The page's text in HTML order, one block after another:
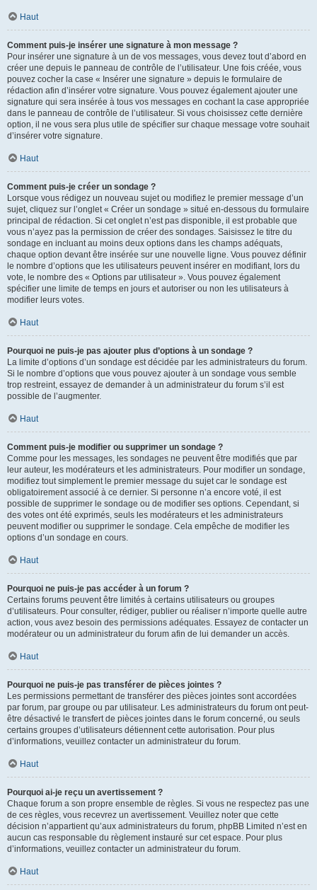
Haut
Comment puis-je insérer une signature à mon message ?
Pour insérer une signature à un de vos messages, vous devez tout d’abord en
créer une depuis le panneau de contrôle de l’utilisateur. Une fois créée, vous
pouvez cocher la case « Insérer une signature » depuis le formulaire de
rédaction afin d’insérer votre signature. Vous pouvez également ajouter une
signature qui sera insérée à tous vos messages en cochant la case appropriée
dans le panneau de contrôle de l’utilisateur. Si vous choisissez cette dernière
option, il ne vous sera plus utile de spécifier sur chaque message votre souhait
d’insérer votre signature.
Haut
Comment puis-je créer un sondage ?
Lorsque vous rédigez un nouveau sujet ou modifiez le premier message d’un
sujet, cliquez sur l’onglet « Créer un sondage » situé en-dessous du formulaire
principal de rédaction. Si cet onglet n’est pas disponible, il est probable que
vous n’ayez pas la permission de créer des sondages. Saisissez le titre du
sondage en incluant au moins deux options dans les champs adéquats,
chaque option devant être insérée sur une nouvelle ligne. Vous pouvez définir
le nombre d’options que les utilisateurs peuvent insérer en modifiant, lors du
vote, le nombre des « Options par utilisateur ». Vous pouvez également
spécifier une limite de temps en jours et autoriser ou non les utilisateurs à
modifier leurs votes.
Haut
Pourquoi ne puis-je pas ajouter plus d’options à un sondage ?
La limite d’options d’un sondage est décidée par les administrateurs du forum.
Si le nombre d’options que vous pouvez ajouter à un sondage vous semble
trop restreint, essayez de demander à un administrateur du forum s’il est
possible de l’augmenter.
Haut
Comment puis-je modifier ou supprimer un sondage ?
Comme pour les messages, les sondages ne peuvent être modifiés que par
leur auteur, les modérateurs et les administrateurs. Pour modifier un sondage,
modifiez tout simplement le premier message du sujet car le sondage est
obligatoirement associé à ce dernier. Si personne n’a encore voté, il est
possible de supprimer le sondage ou de modifier ses options. Cependant, si
des votes ont été exprimés, seuls les modérateurs et les administrateurs
peuvent modifier ou supprimer le sondage. Cela empêche de modifier les
options d’un sondage en cours.
Haut
Pourquoi ne puis-je pas accéder à un forum ?
Certains forums peuvent être limités à certains utilisateurs ou groupes
d’utilisateurs. Pour consulter, rédiger, publier ou réaliser n’importe quelle autre
action, vous avez besoin des permissions adéquates. Essayez de contacter un
modérateur ou un administrateur du forum afin de lui demander un accès.
Haut
Pourquoi ne puis-je pas transférer de pièces jointes ?
Les permissions permettant de transférer des pièces jointes sont accordées
par forum, par groupe ou par utilisateur. Les administrateurs du forum ont peut-
être désactivé le transfert de pièces jointes dans le forum concerné, ou seuls
certains groupes d’utilisateurs détiennent cette autorisation. Pour plus
d’informations, veuillez contacter un administrateur du forum.
Haut
Pourquoi ai-je reçu un avertissement ?
Chaque forum a son propre ensemble de règles. Si vous ne respectez pas une
de ces règles, vous recevrez un avertissement. Veuillez noter que cette
décision n’appartient qu’aux administrateurs du forum, phpBB Limited n’est en
aucun cas responsable du règlement instauré sur cet espace. Pour plus
d’informations, veuillez contacter un administrateur du forum.
Haut